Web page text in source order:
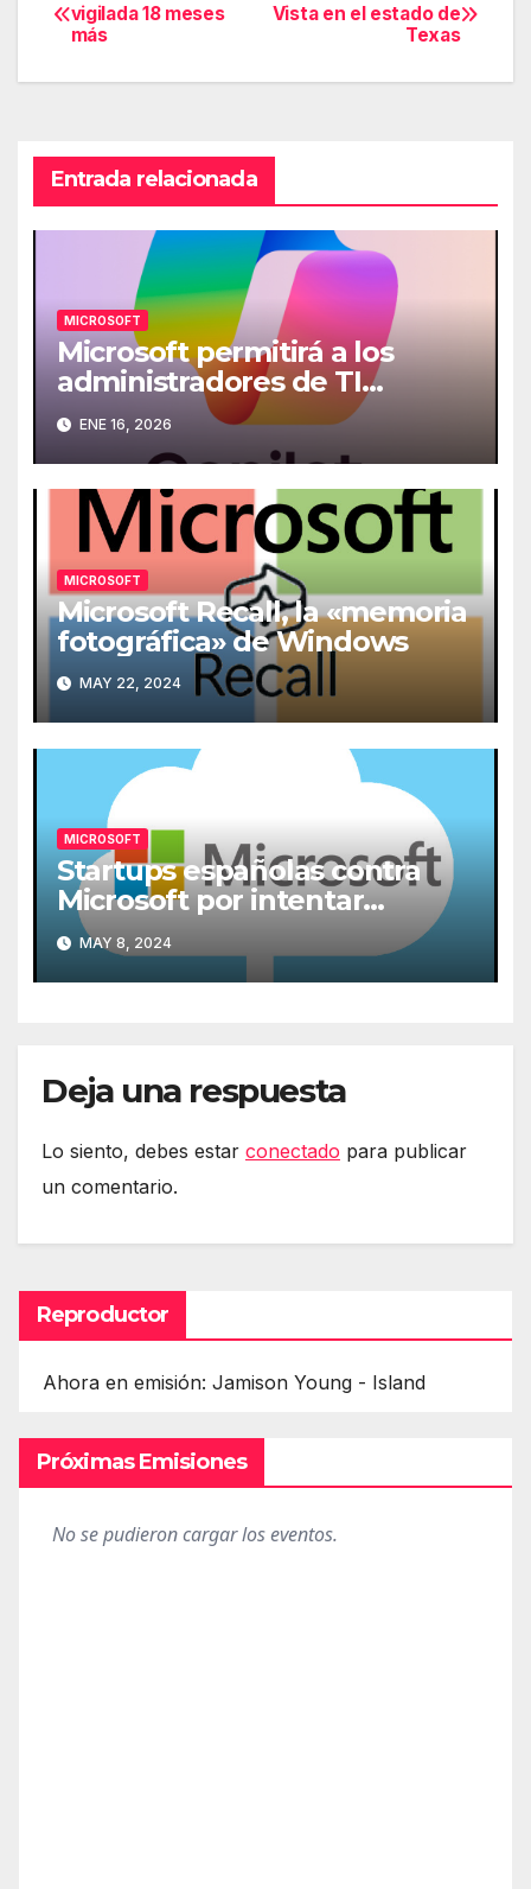
de
Vista en el estado de
Texas
vigilada 18 meses
más
Entrada relacionada
MICROSOFT
Microsoft permitirá a los
administradores de TI
desinstalar Copilot de los
ordenadores
ENE 16, 2026
MICROSOFT
Microsoft Recall, la «memoria
fotográfica» de Windows
MAY 22, 2024
MICROSOFT
Startups españolas contra
Microsoft por intentar
expulsarlas de la nube
MAY 8, 2024
Deja una respuesta
Lo siento, debes estar conectado para publicar
un comentario.
Reproductor
Ahora en emisión: Jamison Young - Island
Próximas Emisiones